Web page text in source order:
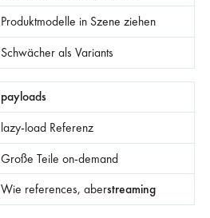
Produktmodelle in Szene ziehen
Schwächer als Variants
payloads
lazy-load Referenz
Große Teile on-demand
Wie references, aberstreaming